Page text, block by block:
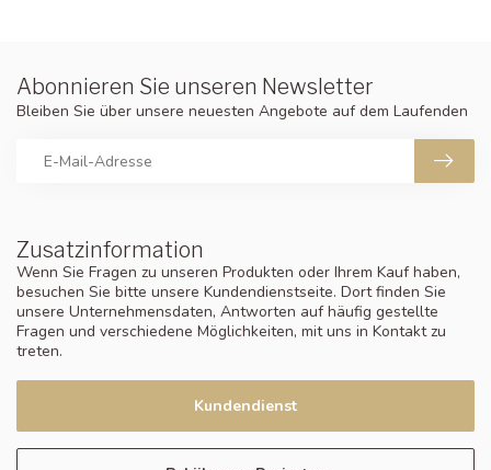
Zusatzinformation
Wenn Sie Fragen zu unseren Produkten oder Ihrem Kauf haben,
besuchen Sie bitte unsere Kundendienstseite. Dort finden Sie
unsere Unternehmensdaten, Antworten auf häufig gestellte
Fragen und verschiedene Möglichkeiten, mit uns in Kontakt zu
treten.
Kundendienst
Abonnieren Sie unseren Newsletter
Bleiben Sie über unsere neuesten Angebote auf dem Laufenden